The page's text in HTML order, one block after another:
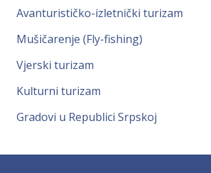
Avanturističko-izletnički turizam
Mušičarenje (Fly-fishing)
Vjerski turizam
Kulturni turizam
Gradovi u Republici Srpskoj